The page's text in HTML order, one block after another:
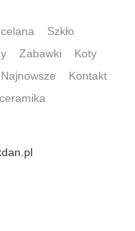
Szkło
Zabawki
Koty
Najnowsze
Kontakt